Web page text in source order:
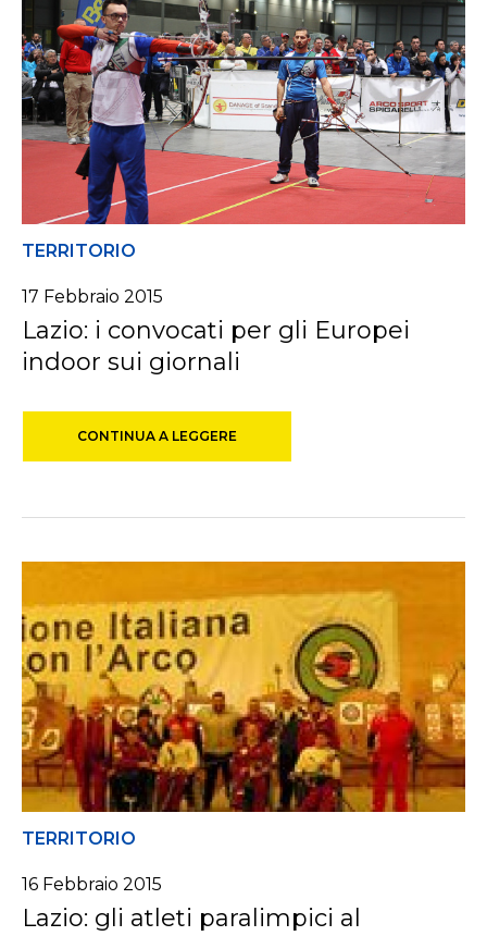
TERRITORIO
17 Febbraio 2015
Lazio: i convocati per gli Europei
indoor sui giornali
CONTINUA A LEGGERE
TERRITORIO
16 Febbraio 2015
Lazio: gli atleti paralimpici al